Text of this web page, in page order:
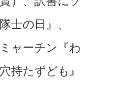
士の日』、
ャーチン『わ
持たずども』